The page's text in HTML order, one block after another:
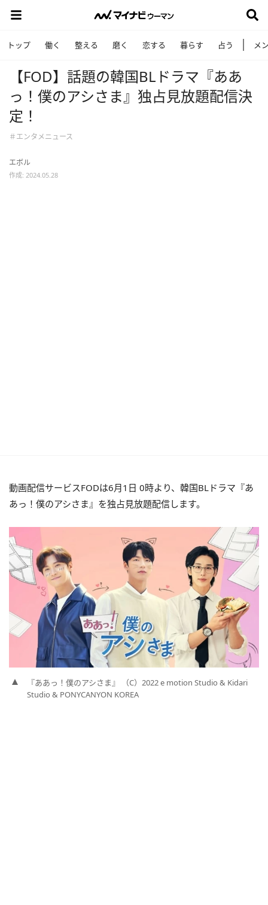
トップ 働く 整える 磨く 恋する 暮らす 占う メ
【FOD】話題の韓国BLドラマ『ああ
っ！僕のアシさま』独占見放題配信決
定！
＃エンタメニュース
エボル
作成: 2024.05.28
動画配信サービスFODは6月1日 0時より、韓国BLドラマ『あ
あっ！僕のアシさま』を独占見放題配信します。
『ああっ！僕のアシさま』 （C）2022 e motion Studio & Kidari
Studio & PONYCANYON KOREA